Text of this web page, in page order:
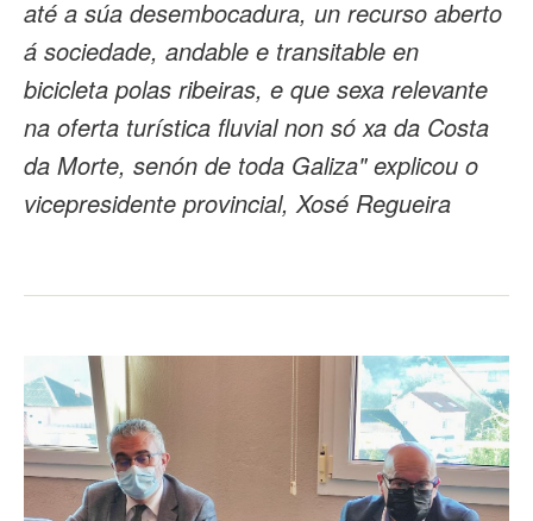
até a súa desembocadura, un recurso aberto
á sociedade, andable e transitable en
bicicleta polas ribeiras, e que sexa relevante
na oferta turística fluvial non só xa da Costa
da Morte, senón de toda Galiza" explicou o
vicepresidente provincial, Xosé Regueira